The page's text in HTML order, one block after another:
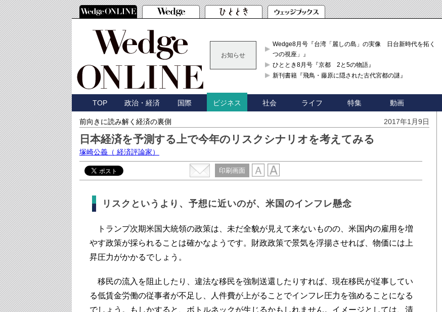
お知らせ
Wedge8月号『台湾「麗しの島」の実像 日台新時代を拓く「3
つの視座」』
ひととき8月号『京都 2と5の物語』
新刊書籍『飛鳥・藤原に隠された古代宮都の謎』
TOP 政治・経済 国際 ビジネス 社会 ライフ 特集 動画
前向きに読み解く経済の裏側 2017年1月9日
日本経済を予測する上で今年のリスクシナリオを考えてみる
塚崎公義 （ 経済評論家）
印刷画面
リスクというより、予想に近いのが、米国のインフレ懸念
トランプ次期米国大統領の政策は、未だ全貌が見えて来ないものの、米国内の雇用を増
やす政策が採られることは確かなようです。財政政策で景気を浮揚させれば、物価には上
昇圧力がかかるでしょう。
移民の流入を阻止したり、違法な移民を強制送還したりすれば、現在移民が従事してい
る低賃金労働の従事者が不足し、人件費が上がることでインフレ圧力を強めることになる
でしょう。もしかすると、ボトルネックが生じるかもしれません。イメージとしては、清